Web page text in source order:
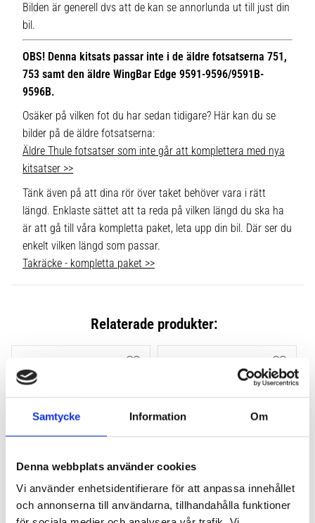
Samtycke Information Om
Denna webbplats använder cookies
Vi använder enhetsidentifierare för att anpassa innehållet
och annonserna till användarna, tillhandahålla funktioner
Bilden är generell dvs att de kan se annorlunda ut till just din
bil.
OBS! Denna kitsats passar inte i de äldre fotsatserna 751,
753 samt den äldre WingBar Edge 9591-9596/9591B-
9596B.
Osäker på vilken fot du har sedan tidigare? Här kan du se
bilder på de äldre fotsatserna:
Äldre Thule fotsatser som inte går att komplettera med nya
kitsatser >>
Tänk även på att dina rör över taket behöver vara i rätt
längd. Enklaste sättet att ta reda på vilken längd du ska ha
är att gå till våra kompletta paket, leta upp din bil. Där ser du
enkelt vilken längd som passar.
Takräcke - kompletta paket >>
Relaterade produkter:
THULE FLUSH RAIL EVO
4-PACK 710600
THULE FLUSH RAIL
EDGE FOTSATS 4-PACK
Lägg